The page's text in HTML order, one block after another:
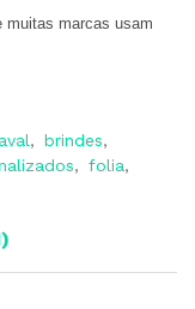
muitas marcas usam
, brindes,
, folia,